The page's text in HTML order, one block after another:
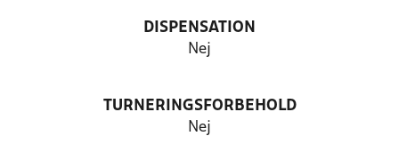
DISPENSATION
Nej
TURNERINGSFORBEHOLD
Nej